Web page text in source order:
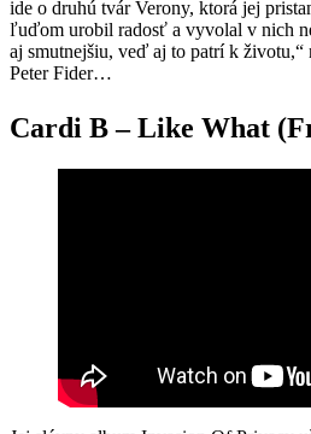
ide o druhú tvár Verony, ktorá jej
ľuďom urobil radosť a vyvolal v nich
aj smutnejšiu, veď aj to patrí k životu,“
Peter Fider…
Cardi B – Like What